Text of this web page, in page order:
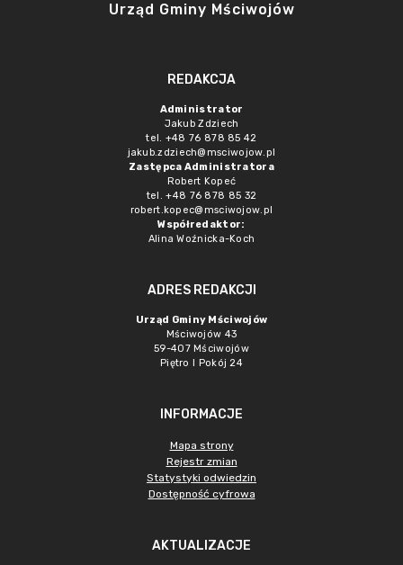
Urząd Gminy Mściwojów
REDAKCJA
Administrator
Jakub Zdziech
tel. +48 76 878 85 42
jakub.zdziech@msciwojow.pl
Zastępca Administratora
Robert Kopeć
tel. +48 76 878 85 32
robert.kopec@msciwojow.pl
Współredaktor:
Alina Woźnicka-Koch
ADRES REDAKCJI
Urząd Gminy Mściwojów
Mściwojów 43
59-407 Mściwojów
Piętro I Pokój 24
INFORMACJE
Mapa strony
Rejestr zmian
Statystyki odwiedzin
Dostępność cyfrowa
AKTUALIZACJE